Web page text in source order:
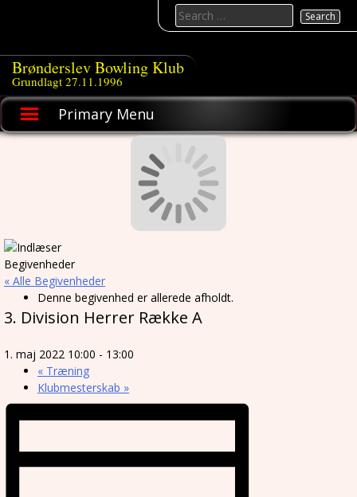
Brønderslev Bowling Klub
Grundlagt 27.11.1996
Primary Menu
Search
for:
« Alle Begivenheder
Denne begivenhed er allerede afholdt.
3. Division Herrer Række A
1. maj 2022 10:00 - 13:00
« Træning
Klubmesterskab »